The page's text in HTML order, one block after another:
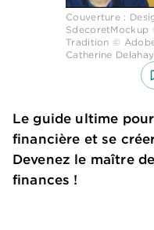
Couverture :
Tradition ©
Catherine
Le guide ultime
financière et se
Devenez le maître
finances !